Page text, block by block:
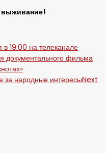
выживание!
в 19:00 на телеканале
документального фильма
за народные интересыNext